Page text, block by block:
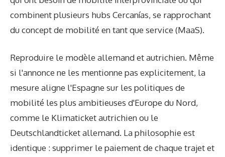
combinent plusieurs hubs Cercanías, se rapprochant
du concept de mobilité en tant que service (MaaS).
Reproduire le modèle allemand et autrichien. Même
si l'annonce ne les mentionne pas explicitement, la
mesure aligne l'Espagne sur les politiques de
mobilité les plus ambitieuses d'Europe du Nord,
comme le Klimaticket autrichien ou le
Deutschlandticket allemand. La philosophie est
identique : supprimer le paiement de chaque trajet et